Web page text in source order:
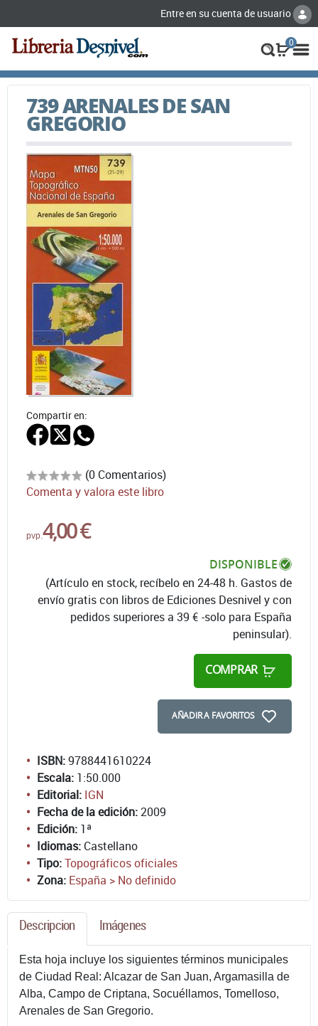
Entre en su cuenta de usuario
0
739 ARENALES DE SAN
GREGORIO
Compartir en:
(0 Comentarios)
Comenta y valora este libro
pvp. 4,00 €
DISPONIBLE
(Artículo en stock, recíbelo en 24-48 h. Gastos de
envío gratis con libros de Ediciones Desnivel y con
pedidos superiores a 39 € -solo para España
peninsular).
COMPRAR
AÑADIR A FAVORITOS
ISBN:9788441610224
Escala: 1:50.000
Editorial: IGN
Fecha de la edición:2009
Edición: 1ª
Idiomas: Castellano
Tipo:Topográficos oficiales
Zona: España > No definido
Descripcion Imágenes
Esta hoja incluye los siguientes términos municipales
de Ciudad Real: Alcazar de San Juan, Argamasilla de
Alba, Campo de Criptana, Socuéllamos, Tomelloso,
Arenales de San Gregorio.